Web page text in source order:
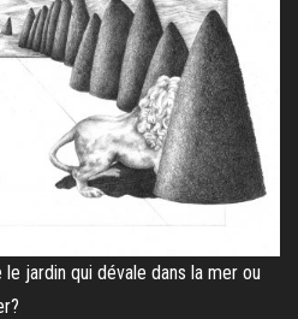
jardin qui dévale dans la mer ou